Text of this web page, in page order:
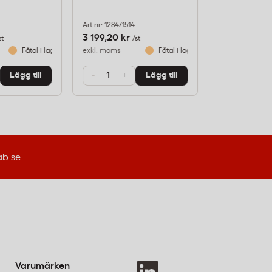
Fåtal i lager
Lägg till
Art nr: 128471514
3 199,20 kr /st
exkl. moms
Fåtal i lager
- + Lägg till
Varumärken